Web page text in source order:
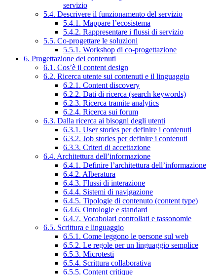
servizio
5.4. Descrivere il funzionamento del servizio
5.4.1. Mappare l’ecosistema
5.4.2. Rappresentare i flussi di servizio
5.5. Co-progettare le soluzioni
5.5.1. Workshop di co-progettazione
6. Progettazione dei contenuti
6.1. Cos’è il content design
6.2. Ricerca utente sui contenuti e il linguaggio
6.2.1. Content discovery
6.2.2. Dati di ricerca (search keywords)
6.2.3. Ricerca tramite analytics
6.2.4. Ricerca sui forum
6.3. Dalla ricerca ai bisogni degli utenti
6.3.1. User stories per definire i contenuti
6.3.2. Job stories per definire i contenuti
6.3.3. Criteri di accettazione
6.4. Architettura dell’informazione
6.4.1. Definire l’architettura dell’informazione
6.4.2. Alberatura
6.4.3. Flussi di interazione
6.4.4. Sistemi di navigazione
6.4.5. Tipologie di contenuto (content type)
6.4.6. Ontologie e standard
6.4.7. Vocabolari controllati e tassonomie
6.5. Scrittura e linguaggio
6.5.1. Come leggono le persone sul web
6.5.2. Le regole per un linguaggio semplice
6.5.3. Microtesti
6.5.4. Scrittura collaborativa
6.5.5. Content critique